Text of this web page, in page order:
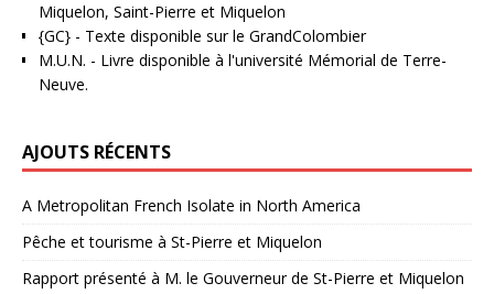
Miquelon, Saint-Pierre et Miquelon
{GC} - Texte disponible sur le GrandColombier
M.U.N. - Livre disponible à l'université Mémorial de Terre-
Neuve.
AJOUTS RÉCENTS
A Metropolitan French Isolate in North America
Pêche et tourisme à St-Pierre et Miquelon
Rapport présenté à M. le Gouverneur de St-Pierre et Miquelon